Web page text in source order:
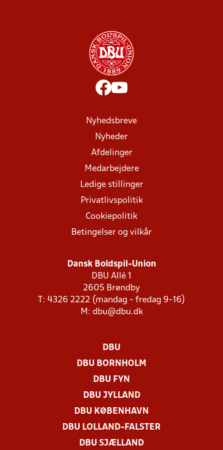
Nyhedsbreve
Nyheder
Afdelinger
Medarbejdere
Ledige stillinger
Privatlivspolitik
Cookiepolitik
Betingelser og vilkår
Dansk Boldspil-Union
DBU Allé 1
2605 Brøndby
T: 4326 2222 (mandag - fredag 9-16)
M: dbu@dbu.dk
DBU
DBU BORNHOLM
DBU FYN
DBU JYLLAND
DBU KØBENHAVN
DBU LOLLAND-FALSTER
DBU SJÆLLAND